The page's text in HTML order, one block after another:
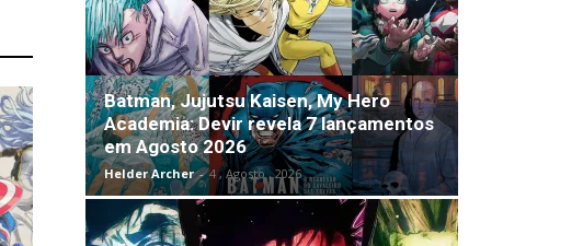
Batman, Jujutsu Kaisen, My Hero
Academia: Devir revela 7 lançamentos
em Agosto 2026
Helder Archer - 4 , Agosto , 2026